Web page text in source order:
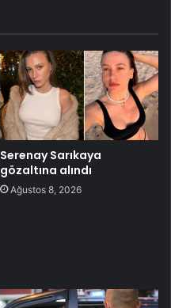
Serenay Sarıkaya
gözaltına alındı
Ağustos 8, 2026